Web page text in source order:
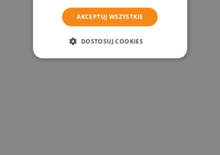
AKCEPTUJ WSZYSTKIE
DOSTOSUJ COOKIES